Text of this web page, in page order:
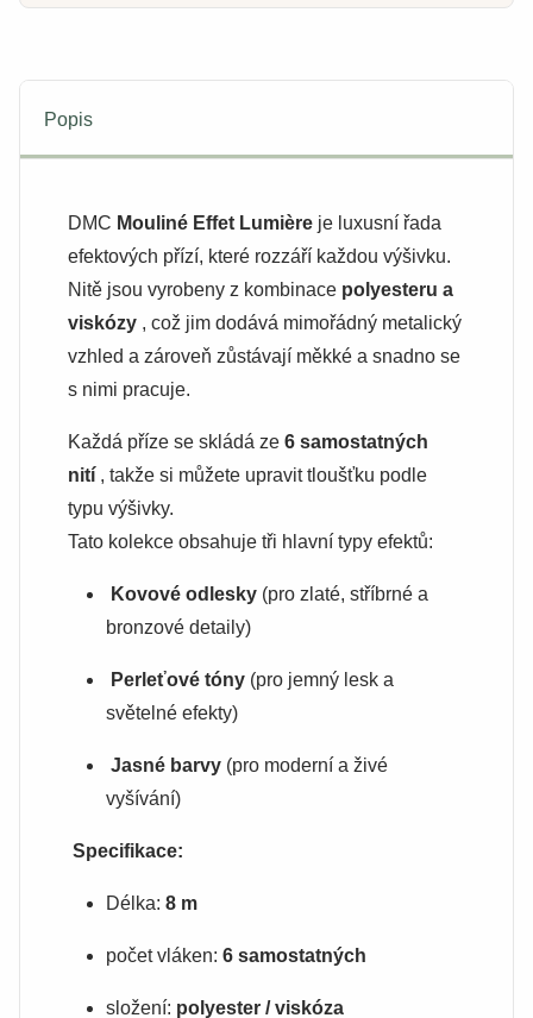
Popis
DMC Mouliné Effet Lumière je luxusní řada
efektových přízí, které rozzáří každou výšivku.
Nitě jsou vyrobeny z kombinace polyesteru a
viskózy , což jim dodává mimořádný metalický
vzhled a zároveň zůstávají měkké a snadno se
s nimi pracuje.
Každá příze se skládá ze 6 samostatných
nití , takže si můžete upravit tloušťku podle
typu výšivky.
Tato kolekce obsahuje tři hlavní typy efektů:
Kovové odlesky (pro zlaté, stříbrné a
bronzové detaily)
Perleťové tóny (pro jemný lesk a
světelné efekty)
Jasné barvy (pro moderní a živé
vyšívání)
Specifikace:
Délka: 8 m
počet vláken: 6 samostatných
složení: polyester / viskóza